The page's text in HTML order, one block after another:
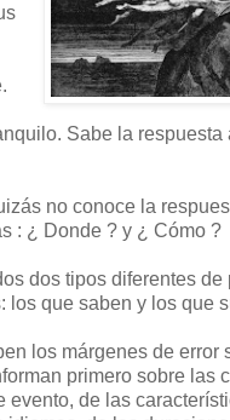
Sabe la respuesta
no conoce la
: ¿ Donde ? y ¿ Cómo ?
dos tipos diferentes de
los que saben y los que
los márgenes de error
primero sobre las
evento, de las